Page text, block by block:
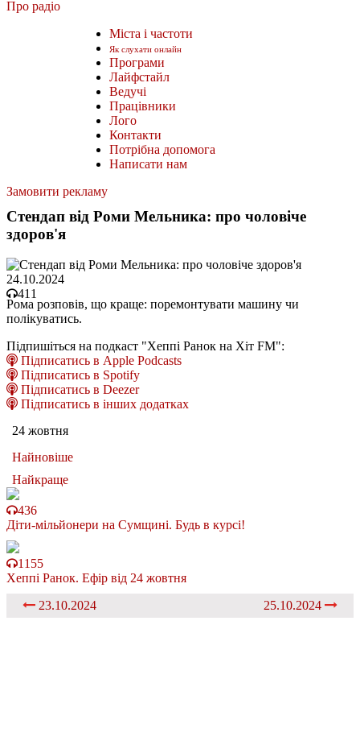
Про радіо
Міста і частоти
Як слухати онлайн
Програми
Лайфстайл
Ведучі
Працівники
Лого
Контакти
Потрібна допомога
Написати нам
Замовити рекламу
Стендап від Роми Мельника: про чоловіче
здоров'я
24.10.2024
411
Рома розповів, що краще: поремонтувати машину чи
полікуватись.
Підпишіться на подкаст "Хеппі Ранок на Хіт FM":
Підписатись в Apple Podcasts
Підписатись в Spotify
Підписатись в Deezer
Підписатись в інших додатках
24 жовтня
Найновіше
Найкраще
436
Діти-мільйонери на Сумщині. Будь в курсі!
1155
Хеппі Ранок. Ефір від 24 жовтня
23.10.2024
25.10.2024